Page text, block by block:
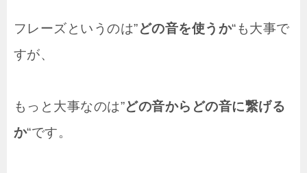
フレーズというのは”どの音を使うか“も大事で
すが、
もっと大事なのは”どの音からどの音に繋げる
か“です。